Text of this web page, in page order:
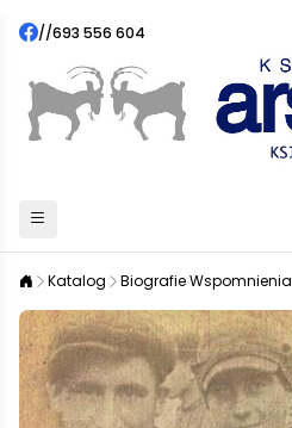
//693 556 604
Katalog Biografie Wspomnienia